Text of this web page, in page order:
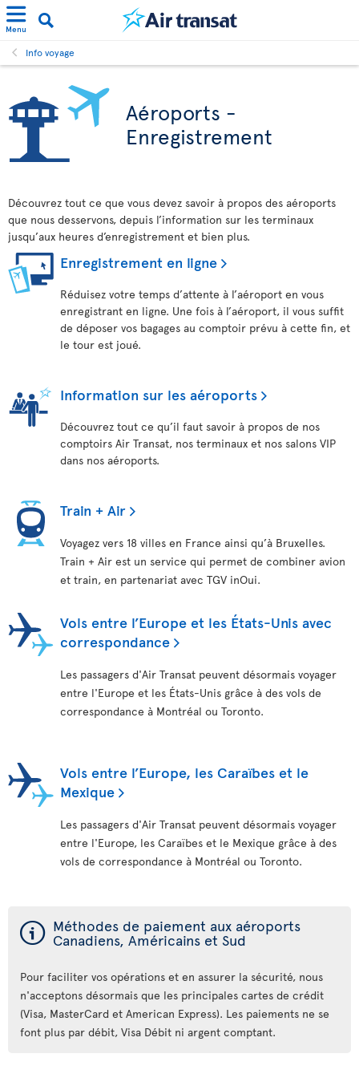
Menu
Info voyage
Aéroports -
Enregistrement
Découvrez tout ce que vous devez savoir à propos des aéroports
que nous desservons, depuis l’information sur les terminaux
jusqu’aux heures d’enregistrement et bien plus.
Enregistrement en ligne
Réduisez votre temps d’attente à l’aéroport en vous
enregistrant en ligne. Une fois à l’aéroport, il vous suffit
de déposer vos bagages au comptoir prévu à cette fin, et
le tour est joué.
Information sur les aéroports
Découvrez tout ce qu’il faut savoir à propos de nos
comptoirs Air Transat, nos terminaux et nos salons VIP
dans nos aéroports.
Train + Air
Voyagez vers 18 villes en France ainsi qu’à Bruxelles.
Train + Air est un service qui permet de combiner avion
et train, en partenariat avec TGV inOui.
Vols entre l’Europe et les États-Unis avec
correspondance
Les passagers d'Air Transat peuvent désormais voyager
entre l'Europe et les États-Unis grâce à des vols de
correspondance à Montréal ou Toronto.
Vols entre l’Europe, les Caraïbes et le
Mexique
Les passagers d'Air Transat peuvent désormais voyager
entre l'Europe, les Caraïbes et le Mexique grâce à des
vols de correspondance à Montréal ou Toronto.
ý Méthodes de paiement aux aéroports
Canadiens, Américains et Sud
Pour faciliter vos opérations et en assurer la sécurité, nous
n'acceptons désormais que les principales cartes de crédit
(Visa, MasterCard et American Express). Les paiements ne se
font plus par débit, Visa Débit ni argent comptant.